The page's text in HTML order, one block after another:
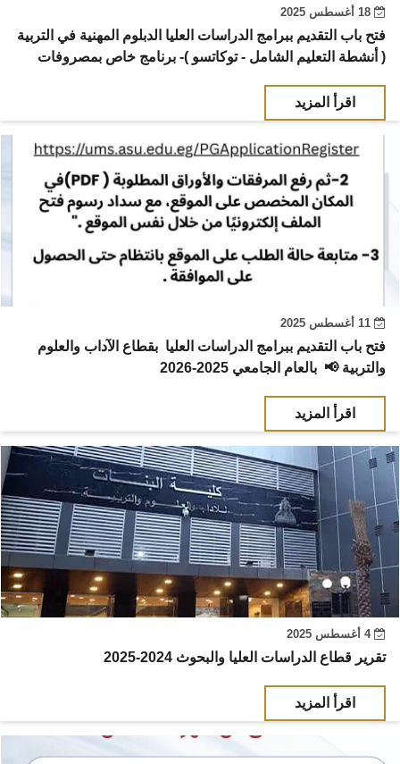
فتح باب التقديم ببرامج الدراسات العليا الدبلوم المهنية في التربية
( أنشطة التعليم الشامل - توكاتسو )- برنامج خاص بمصروفات
اقرأ المزيد
فتح باب التقديم ببرامج الدراسات العليا بقطاع الآداب والعلوم
والتربية 📢 بالعام الجامعي 2025-2026
اقرأ المزيد
4 أغسطس 2025
تقرير قطاع الدراسات العليا والبحوث 2024-2025
اقرأ المزيد